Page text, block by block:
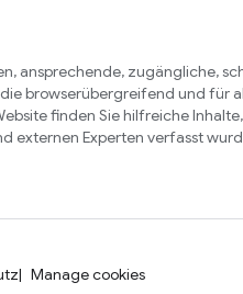
ansprechende, zugängliche,
browserübergreifend und für
finden Sie hilfreiche
externen Experten verfasst
Manage cookies